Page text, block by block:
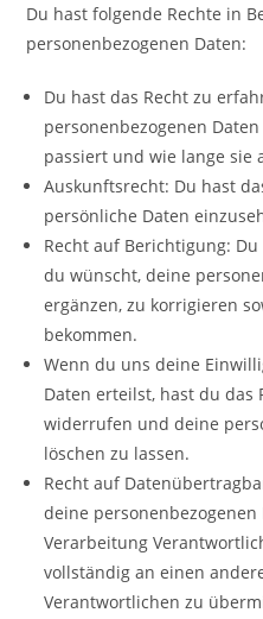
Du hast folgende Rechte in
personenbezogenen Daten:
Du hast das Recht zu
personenbezogenen
passiert und wie lange sie
Auskunftsrecht: Du hast
persönliche Daten
Recht auf Berichtigung:
du wünscht, deine
ergänzen, zu korrigieren
bekommen.
Wenn du uns deine
Daten erteilst, hast du das
widerrufen und deine
löschen zu lassen.
Recht auf
deine
Verarbeitung
vollständig an einen
Verantwortlichen zu